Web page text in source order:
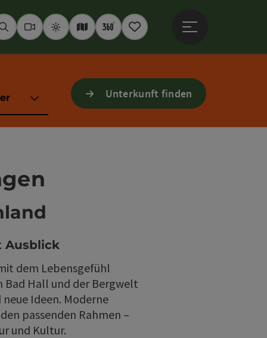
SuchenWebcams
WetterInteraktive Karte
360° Panoramen
Merkzettel
Unterkunft finden
Ausblick
dem Lebensgefühl
Bad Hall und der Bergwelt
Ideen. Moderne
passenden Rahmen –
und Kultur.